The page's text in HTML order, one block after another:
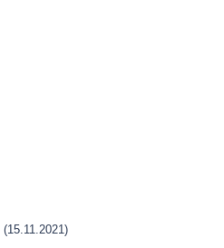
(15.11.2021)